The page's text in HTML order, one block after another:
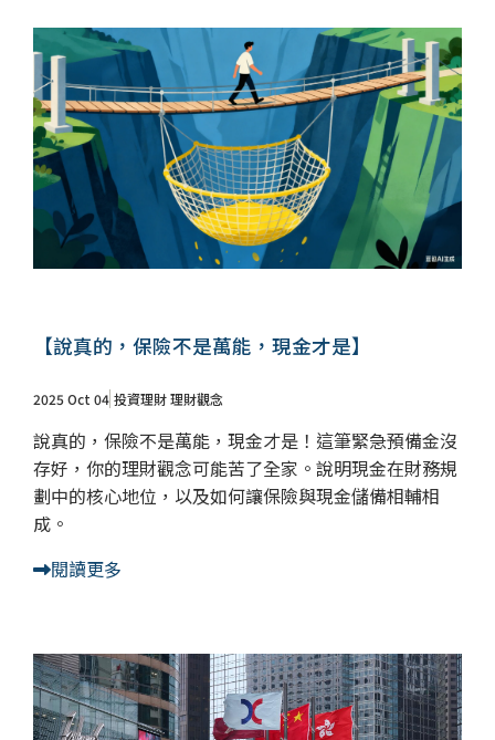
【說真的，保險不是萬能，現金才是】
2025 Oct 04 投資理財理財觀念
說真的，保險不是萬能，現金才是！這筆緊急預備金沒
存好，你的理財觀念可能苦了全家。說明現金在財務規
劃中的核心地位，以及如何讓保險與現金儲備相輔相
成。
閱讀更多